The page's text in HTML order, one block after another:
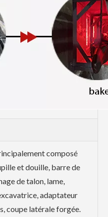
composé
et douille, barre de
de talon, lame,
adaptateur
coupe latérale forgée.